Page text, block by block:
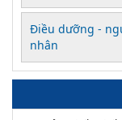
Điều dưỡng -
nhân